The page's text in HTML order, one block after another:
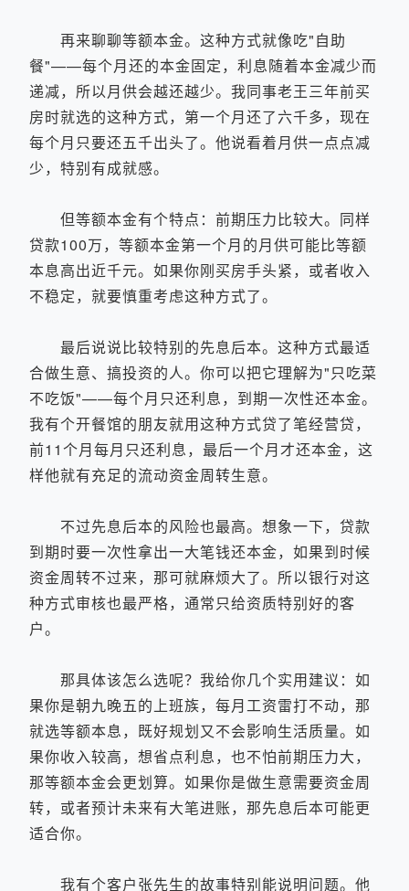
再来聊聊等额本金。这种方式就像吃"自助
餐"——每个月还的本金固定，利息随着本金减少而
递减，所以月供会越还越少。我同事老王三年前买
房时就选的这种方式，第一个月还了六千多，现在
每个月只要还五千出头了。他说看着月供一点点减
少，特别有成就感。
但等额本金有个特点：前期压力比较大。同样
贷款100万，等额本金第一个月的月供可能比等额
本息高出近千元。如果你刚买房手头紧，或者收入
不稳定，就要慎重考虑这种方式了。
最后说说比较特别的先息后本。这种方式最适
合做生意、搞投资的人。你可以把它理解为"只吃菜
不吃饭"——每个月只还利息，到期一次性还本金。
我有个开餐馆的朋友就用这种方式贷了笔经营贷，
前11个月每月只还利息，最后一个月才还本金，这
样他就有充足的流动资金周转生意。
不过先息后本的风险也最高。想象一下，贷款
到期时要一次性拿出一大笔钱还本金，如果到时候
资金周转不过来，那可就麻烦大了。所以银行对这
种方式审核也最严格，通常只给资质特别好的客
户。
那具体该怎么选呢？我给你几个实用建议：如
果你是朝九晚五的上班族，每月工资雷打不动，那
就选等额本息，既好规划又不会影响生活质量。如
果你收入较高，想省点利息，也不怕前期压力大，
那等额本金会更划算。如果你是做生意需要资金周
转，或者预计未来有大笔进账，那先息后本可能更
适合你。
我有个客户张先生的故事特别能说明问题。他